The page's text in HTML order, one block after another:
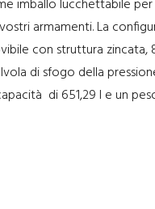
imballo lucchettabile
armamenti. La
con struttura zincata,
di sfogo della
di 651,29 l e un